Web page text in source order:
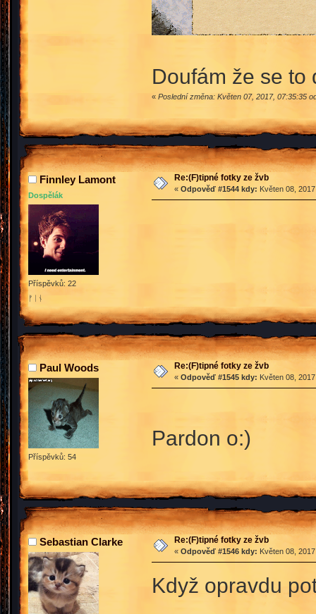
Doufám že se to
« Poslední změna: Květen 07, 2017, 07:35:35
Finnley Lamont
Dospělák
Příspěvků: 22
ᚠᛁᚾ
Re:(F)tipné fotky ze žvb
« Odpověď #1544 kdy: Květen 08,
Paul Woods
Příspěvků: 54
Re:(F)tipné fotky ze žvb
« Odpověď #1545 kdy: Květen 08,
Pardon o:)
Sebastian Clarke Re:(F)tipné fotky ze žvb
« Odpověď #1546 kdy: Květen 08,
Když opravdu